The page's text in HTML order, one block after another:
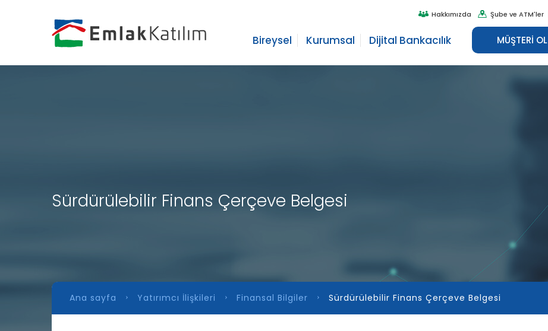
Bireysel Kurumsal Dijital Bankacılık
Hakkımızda Şube ve ATM'ler
MÜŞTERİ OL
Sürdürülebilir Finans Çerçeve Belgesi
Ana sayfa Yatırımcı İlişkileri Finansal Bilgiler Sürdürülebilir Finans Çerçeve Belgesi